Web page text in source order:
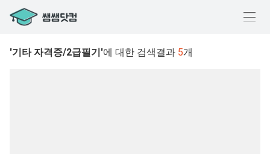
'기타 자격증/2급필기'에 대한 검색결과 5개